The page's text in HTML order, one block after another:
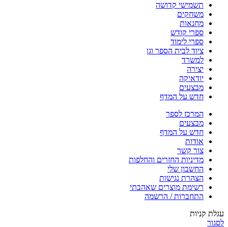
תשמישי קדושה
משחקים
מחנאות
ספרי קודש
ספרי לימוד
ציוד לבית הספר וגן
למשרד
יצירה
יודאיקה
מבצעים
חדש על המדף
המרכז לספר
מבצעים
חדש על המדף
אודות
צור קשר
מדיניות החזרים והחלפות
החשבון שלי
הצהרת נגישות
רשימת מוצרים שאהבתי
התחברות / הרשמה
עגלת קניות
לסגור